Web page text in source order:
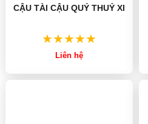
CẬU TÀI CẬU QUÝ THUỶ XI
Liên hệ